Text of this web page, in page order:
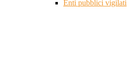
Enti pubblici vigilati